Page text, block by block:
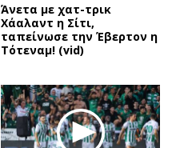
Άνετα με χατ-τρικ
Χάαλαντ η Σίτι,
ταπείνωσε την Έβερτον η
Τότεναμ! (vid)